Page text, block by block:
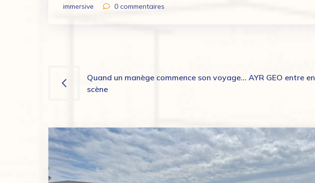
immersive
0 commentaires
Quand un manège commence son voyage… AYR GEO entre en
scène